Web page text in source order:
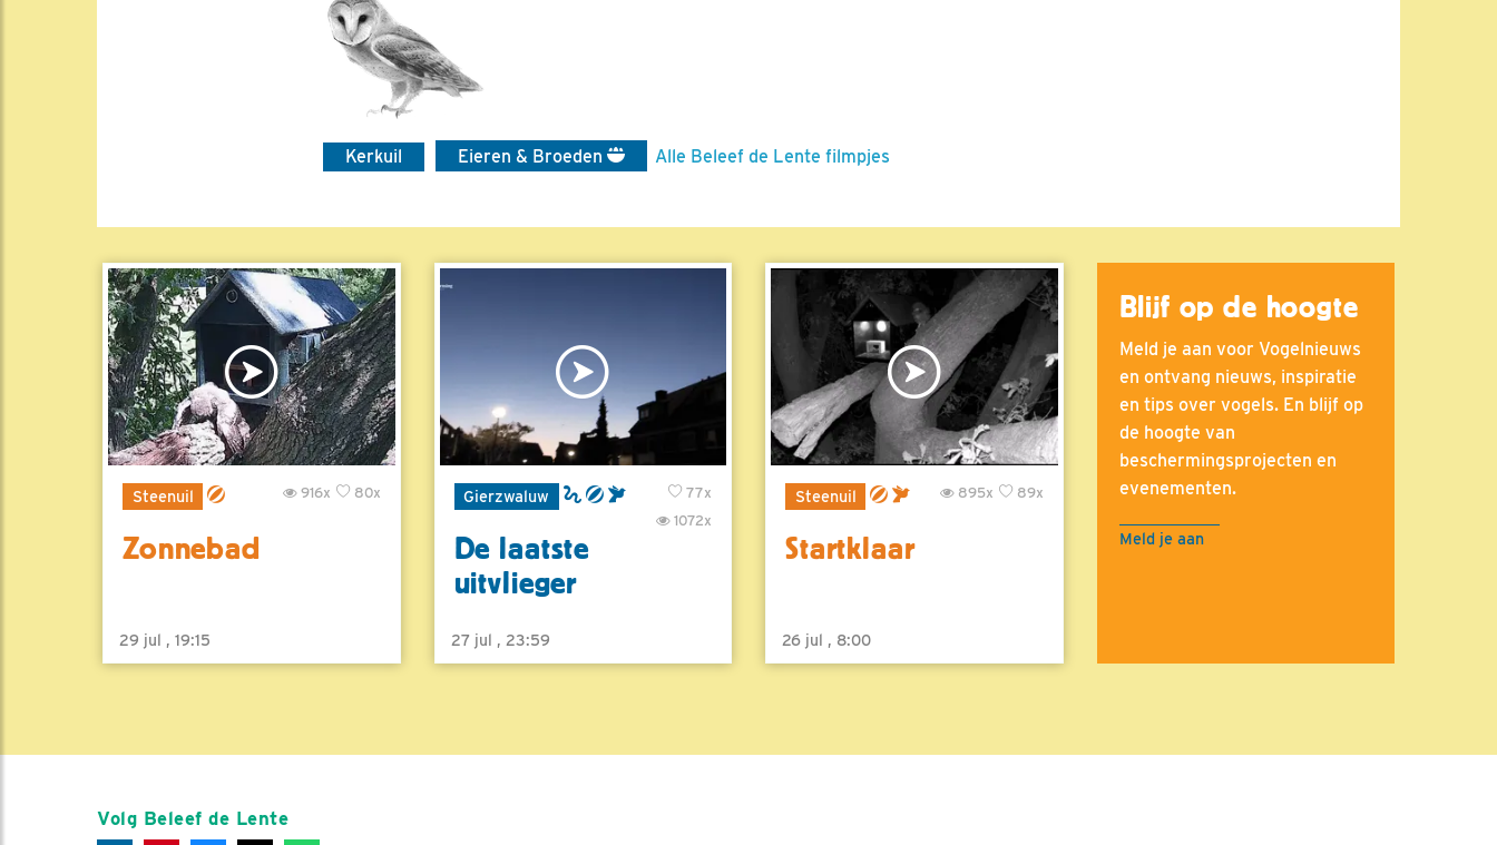
Kerkuil Eieren & Broeden Alle Beleef de Lente filmpjes
Steenuil 80x
916x
Zonnebad
29 jul , 19:15
Gierzwaluw
77x
1072x
De laatste
uitvlieger
27 jul , 23:59
Steenuil 89x
895x
Startklaar
26 jul , 8:00
Blijf op de hoogte
Meld je aan voor Vogelnieuws
en ontvang nieuws, inspiratie
en tips over vogels. En blijf op
de hoogte van
beschermingsprojecten en
evenementen.
Meld je aan
Volg Beleef de Lente